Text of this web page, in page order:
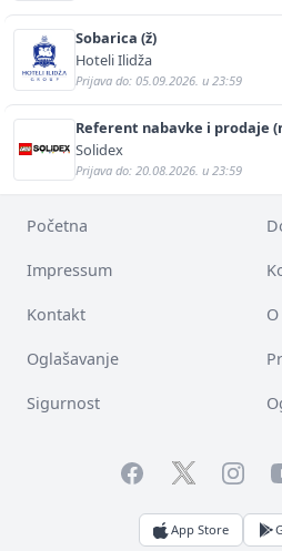
Sobarica (ž)
Hoteli Ilidža
Prijava do: 05.09.2026. u 23:59
Referent nabavke i prodaje
Solidex
Prijava do: 20.08.2026. u 23:59
Početna
Impressum
Kontakt
Oglašavanje
Sigurnost
FacebookTwitter
App Store